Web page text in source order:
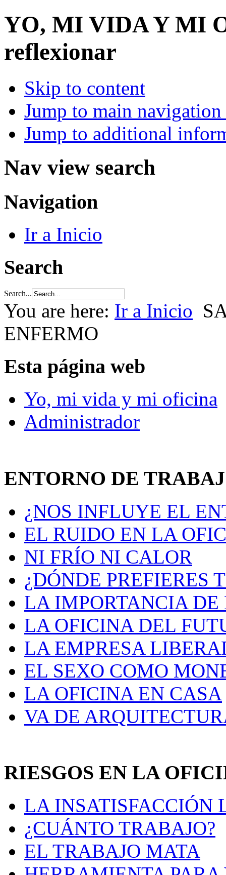
YO, MI VIDA Y MI
reflexionar
Skip to content
Jump to main
Jump to additional
Nav view search
Navigation
Ir a Inicio
Search
Search...
You are here: Ir a Inicio
ENFERMO
Esta página web
Yo, mi vida y mi oficina
Administrador
ENTORNO DE
¿NOS INFLUYE EL
EL RUIDO EN LA
NI FRÍO NI CALOR
¿DÓNDE PREFIERES
LA IMPORTANCIA
LA OFICINA DEL
LA EMPRESA
EL SEXO COMO
LA OFICINA EN CASA
VA DE
RIESGOS EN LA
LA INSATISFACCIÓN
¿CUÁNTO TRABAJO?
EL TRABAJO MATA